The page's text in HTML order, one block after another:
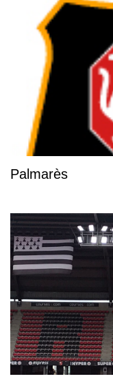
Palmarès